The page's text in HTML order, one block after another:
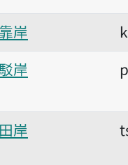
靠岸
駁岸
田岸